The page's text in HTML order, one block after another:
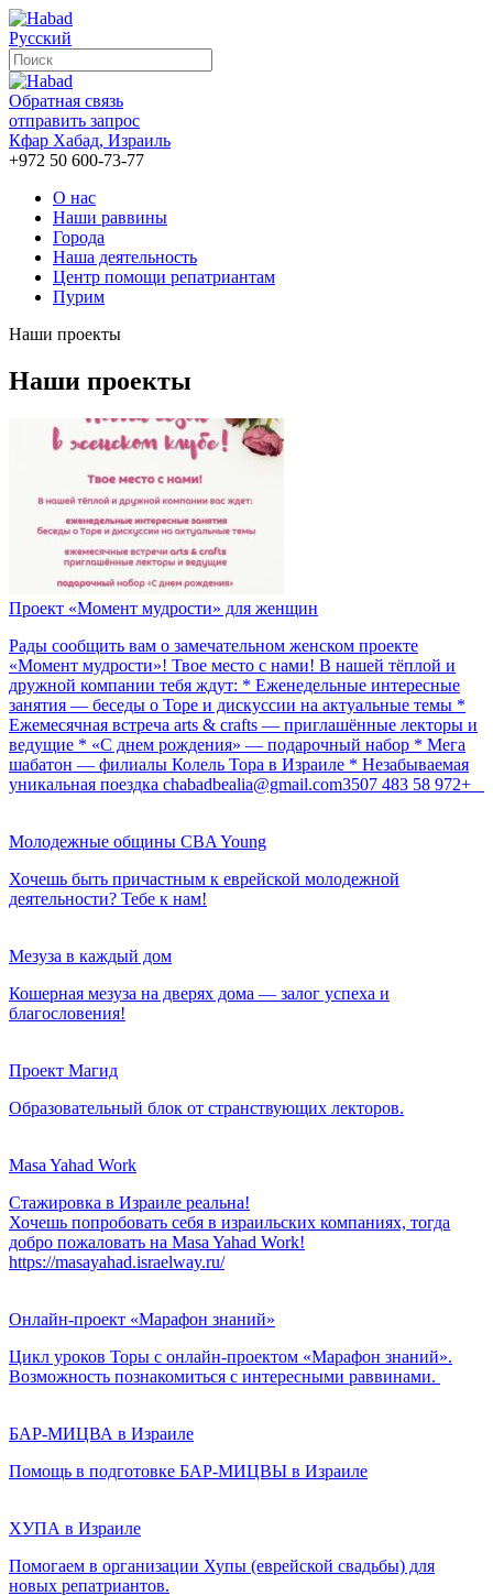
Русский
Обратная связь
отправить запрос
Кфар Хабад, Израиль
+972 50 600-73-77
О нас
Наши раввины
Города
Наша деятельность
Центр помощи репатриантам
Пурим
Наши проекты
Наши проекты
Проект «Момент мудрости» для женщин
Рады сообщить вам о замечательном женском проекте
«Момент мудрости»! Твое место с нами! В нашей тёплой и
дружной компании тебя ждут: * Еженедельные интересные
занятия — беседы о Торе и дискуссии на актуальные темы *
Ежемесячная встреча arts & crafts — приглашённые лекторы и
ведущие * «С днем рождения» — подарочный набор * Мега
шабатон — филиалы Колель Тора в Израиле * Незабываемая
Молодежные общины CBA Young
Хочешь быть причастным к еврейской молодежной
деятельности? Тебе к нам!
Мезуза в каждый дом
Кошерная мезуза на дверях дома — залог успеха и
благословения!
Проект Магид
Образовательный блок от странствующих лекторов.
Masa Yahad Work
Стажировка в Израиле реальна!
Хочешь попробовать себя в израильских компаниях, тогда
добро пожаловать на Masa Yahad Work!
https://masayahad.israelway.ru/
Онлайн-проект «Марафон знаний»
Цикл уроков Торы с онлайн-проектом «Марафон знаний».
Возможность познакомиться с интересными раввинами.
БАР-МИЦВА в Израиле
Помощь в подготовке БАР-МИЦВЫ в Израиле
ХУПА в Израиле
Помогаем в организации Хупы (еврейской свадьбы) для
новых репатриантов.